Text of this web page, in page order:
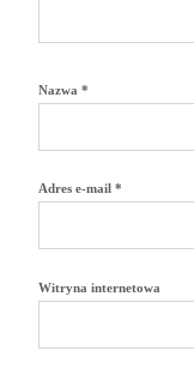
Nazwa *
Adres e-mail *
Witryna internetowa